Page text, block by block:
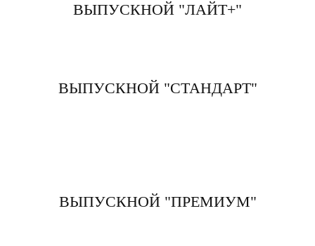
ВЫПУСКНОЙ "ЛАЙТ+"
ВЫПУСКНОЙ "СТАНДАРТ"
ВЫПУСКНОЙ "ПРЕМИУМ"